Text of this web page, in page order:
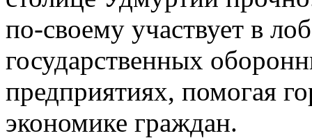
по-своему участвует в
государственных
предприятиях, помогая
экономике граждан.